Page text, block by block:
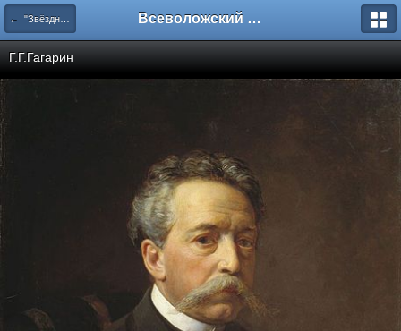
← "Звёздное" Приютино Всеволожский форум
Г.Г.Гагарин